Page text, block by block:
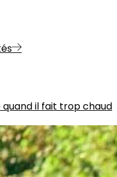
quand il fait trop chaud